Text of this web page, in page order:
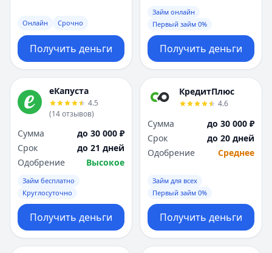
Онлайн Срочно
Получить деньги
Займ онлайн
Первый займ 0%
Получить деньги
еКапуста
4.5
(14отзывов)
Сумма
до 30 000 ₽
Срок
до 21 дней
Одобрение
Высокое
Займ бесплатно
Круглосуточно
Получить деньги
КредитПлюс
4.6
Сумма
до 30 000 ₽
Срок
до 20 дней
Одобрение
Среднее
Займ для всех
Первый займ 0%
Получить деньги